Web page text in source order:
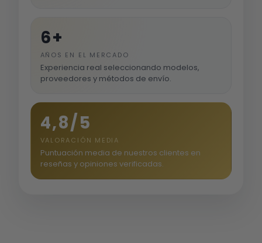
6+
AÑOS EN EL MERCADO
Experiencia real seleccionando modelos,
proveedores y métodos de envío.
4,8/5
VALORACIÓN MEDIA
Puntuación media de nuestros clientes en
reseñas y opiniones verificadas.